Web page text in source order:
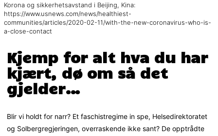
Korona og sikkerhetsavstand i Beijing, Kina:
https://www.usnews.com/news/healthiest-
communities/articles/2020-02-11/with-the-new-coronavirus-who-is-
a-close-contact
Kjemp for alt hva du har
kjært, dø om så det
gjelder…
Blir vi holdt for narr? Et faschistregime in spe, Helsedirektoratet
og Solbergregjeringen, overraskende ikke sant? De opptrådte